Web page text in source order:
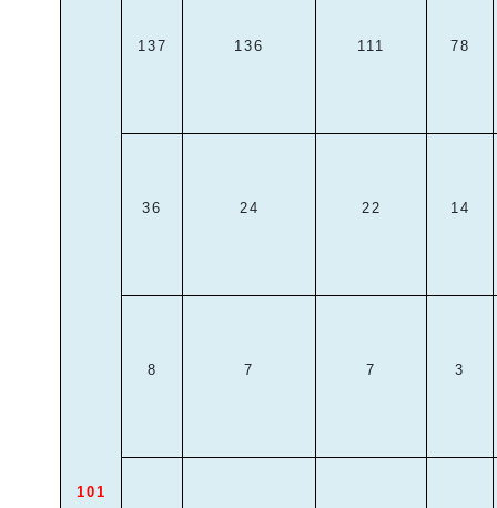
101
137 136 111 78
36 24 22 14
8 7 7 3